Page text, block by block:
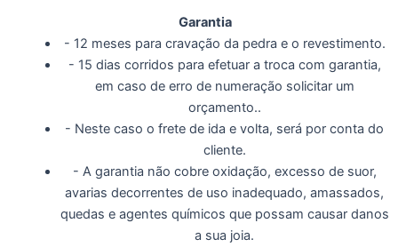
Garantia
- 12 meses para cravação da pedra e o revestimento.
- 15 dias corridos para efetuar a troca com garantia,
em caso de erro de numeração solicitar um
orçamento..
- Neste caso o frete de ida e volta, será por conta do
cliente.
- A garantia não cobre oxidação, excesso de suor,
avarias decorrentes de uso inadequado, amassados,
quedas e agentes químicos que possam causar danos
a sua joia.